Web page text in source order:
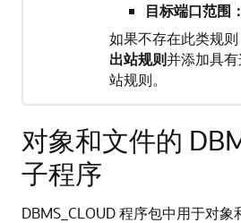
目标端口范围：
如果不存在此类规
出站规则并添加具
站规则。
对象和文件的
子程序
DBMS_CLOUD 程序包中用于对象